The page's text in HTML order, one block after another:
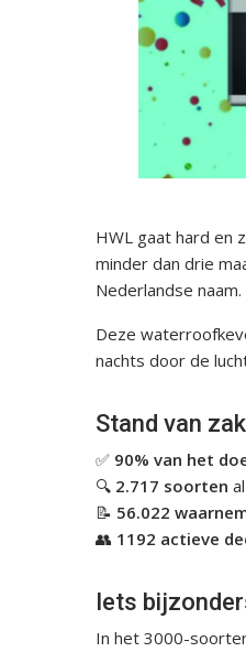
HWL gaat hard en
minder dan drie
Nederlandse naam.
Deze
nachts door de
Stand van
✅ 90% van het
🔍 2.717 soorten
📝 56.022
👥 1192 actieve
Iets
In het 3000-